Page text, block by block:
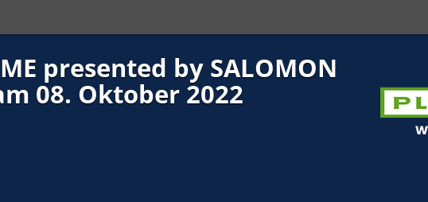
presented by SALOMON
08. Oktober 2022